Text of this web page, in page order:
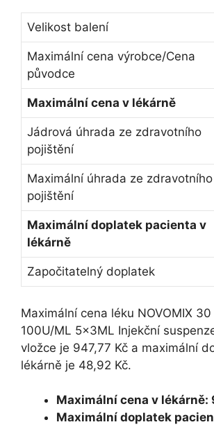
Velikost balení
Maximální cena výrobce/Cena
původce
Maximální cena v lékárně
Jádrová úhrada ze zdravotního
pojištění
Maximální úhrada ze zdravotního
pojištění
Maximální doplatek pacienta v
lékárně
Započitatelný doplatek
Maximální cena léku NOVOMIX 30
100U/ML 5x3ML Injekční
vložce je 947,77 Kč a maximální
lékárně je 48,92 Kč.
Maximální cena v lékárně:
Maximální doplatek